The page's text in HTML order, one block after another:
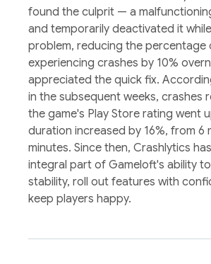
found the culprit — a
and temporarily deactivated it
problem, reducing the percentage
experiencing crashes by 10%
appreciated the quick fix.
in the subsequent weeks, crashes
the game's Play Store rating went
duration increased by 16%, from 6
minutes. Since then, Crashlytics
integral part of Gameloft's ability
stability, roll out features with
keep players happy.